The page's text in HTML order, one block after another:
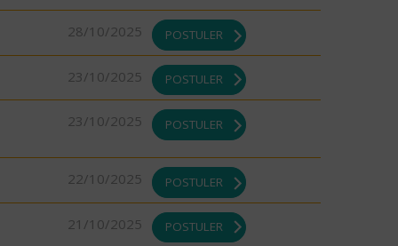
28/10/2025 POSTULER
23/10/2025 POSTULER
23/10/2025 POSTULER
22/10/2025 POSTULER
21/10/2025 POSTULER